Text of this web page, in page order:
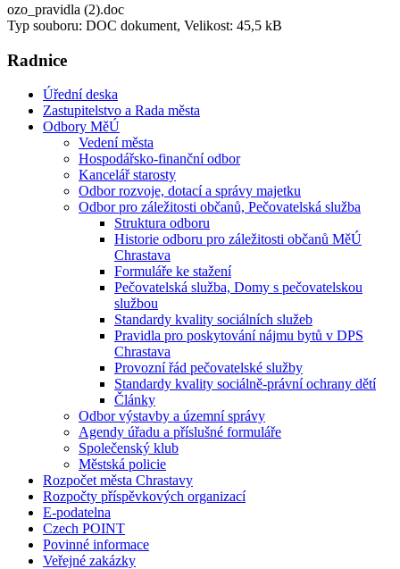
ozo_pravidla (2).doc
Typ souboru: DOC dokument, Velikost: 45,5 kB
Radnice
Úřední deska
Zastupitelstvo a Rada města
Odbory MěÚ
Vedení města
Hospodářsko-finanční odbor
Kancelář starosty
Odbor rozvoje, dotací a správy majetku
Odbor pro záležitosti občanů, Pečovatelská služba
Struktura odboru
Historie odboru pro záležitosti občanů MěÚ
Chrastava
Formuláře ke stažení
Pečovatelská služba, Domy s pečovatelskou
službou
Standardy kvality sociálních služeb
Pravidla pro poskytování nájmu bytů v DPS
Chrastava
Provozní řád pečovatelské služby
Standardy kvality sociálně-právní ochrany dětí
Články
Odbor výstavby a územní správy
Agendy úřadu a příslušné formuláře
Společenský klub
Městská policie
Rozpočet města Chrastavy
Rozpočty příspěvkových organizací
E-podatelna
Czech POINT
Povinné informace
Veřejné zakázky